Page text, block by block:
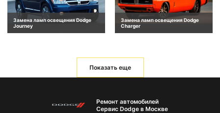
Замена ламп освещения Dodge
Journey
Замена ламп освещения Dodge
Charger
Показать еще
Ремонт автомобилей
Сервис Dodge в Москве